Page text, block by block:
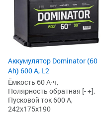
Аккумулятор Dominator (60
Ah) 600 А, L2
Ёмкость 60 А·ч,
Полярность обратная [- +],
Пусковой ток 600 А,
242x175x190